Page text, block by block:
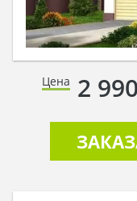
Цена 2 990